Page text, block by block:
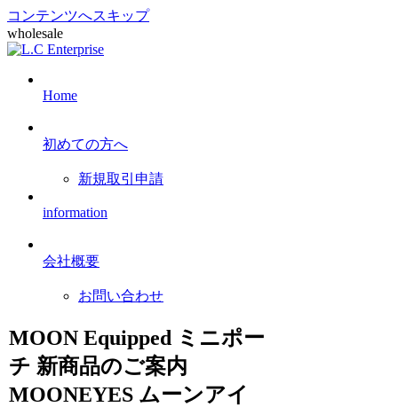
コンテンツへスキップ
wholesale
Home
初めての方へ
新規取引申請
information
会社概要
お問い合わせ
MOON Equipped ミニポー
チ 新商品のご案内
MOONEYES ムーンアイ